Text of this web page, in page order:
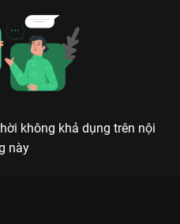
không khả dụng trên nội
này